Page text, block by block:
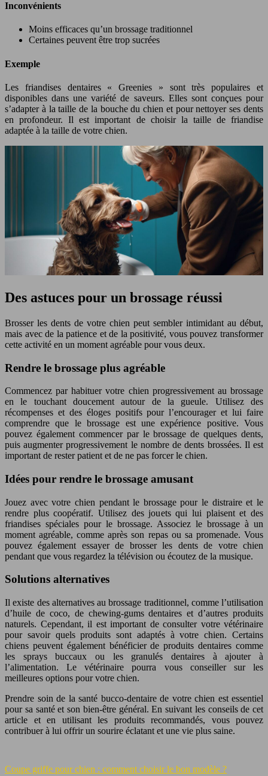
Inconvénients
Moins efficaces qu’un brossage traditionnel
Certaines peuvent être trop sucrées
Exemple
Les friandises dentaires « Greenies » sont très populaires et
disponibles dans une variété de saveurs. Elles sont conçues pour
s’adapter à la taille de la bouche du chien et pour nettoyer ses dents
en profondeur. Il est important de choisir la taille de friandise
adaptée à la taille de votre chien.
Des astuces pour un brossage réussi
Brosser les dents de votre chien peut sembler intimidant au début,
mais avec de la patience et de la positivité, vous pouvez transformer
cette activité en un moment agréable pour vous deux.
Rendre le brossage plus agréable
Commencez par habituer votre chien progressivement au brossage
en le touchant doucement autour de la gueule. Utilisez des
récompenses et des éloges positifs pour l’encourager et lui faire
comprendre que le brossage est une expérience positive. Vous
pouvez également commencer par le brossage de quelques dents,
puis augmenter progressivement le nombre de dents brossées. Il est
important de rester patient et de ne pas forcer le chien.
Idées pour rendre le brossage amusant
Jouez avec votre chien pendant le brossage pour le distraire et le
rendre plus coopératif. Utilisez des jouets qui lui plaisent et des
friandises spéciales pour le brossage. Associez le brossage à un
moment agréable, comme après son repas ou sa promenade. Vous
pouvez également essayer de brosser les dents de votre chien
pendant que vous regardez la télévision ou écoutez de la musique.
Solutions alternatives
Il existe des alternatives au brossage traditionnel, comme l’utilisation
d’huile de coco, de chewing-gums dentaires et d’autres produits
naturels. Cependant, il est important de consulter votre vétérinaire
pour savoir quels produits sont adaptés à votre chien. Certains
chiens peuvent également bénéficier de produits dentaires comme
les sprays buccaux ou les granulés dentaires à ajouter à
l’alimentation. Le vétérinaire pourra vous conseiller sur les
meilleures options pour votre chien.
Prendre soin de la santé bucco-dentaire de votre chien est essentiel
pour sa santé et son bien-être général. En suivant les conseils de cet
article et en utilisant les produits recommandés, vous pouvez
contribuer à lui offrir un sourire éclatant et une vie plus saine.
Coupe griffe pour chien : comment choisir le bon modèle ?